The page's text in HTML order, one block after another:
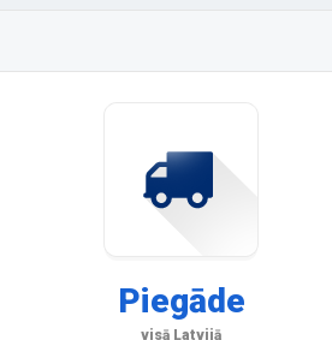
Piegāde
visā Latvijā